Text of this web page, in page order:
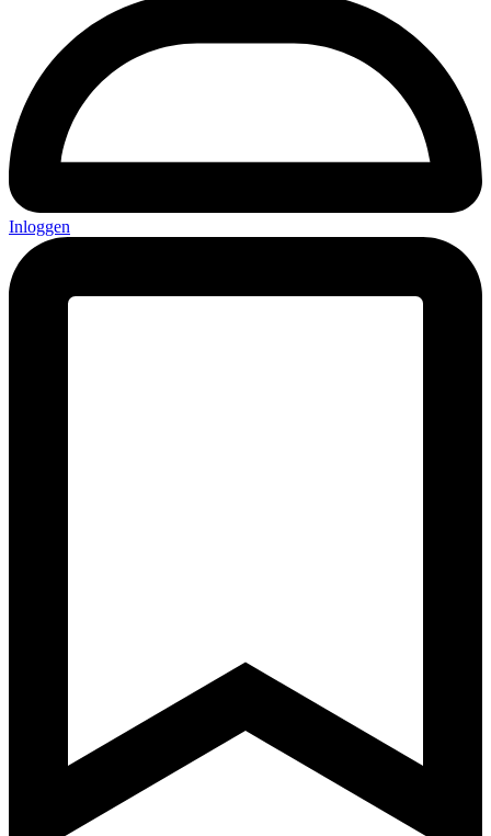
Inloggen